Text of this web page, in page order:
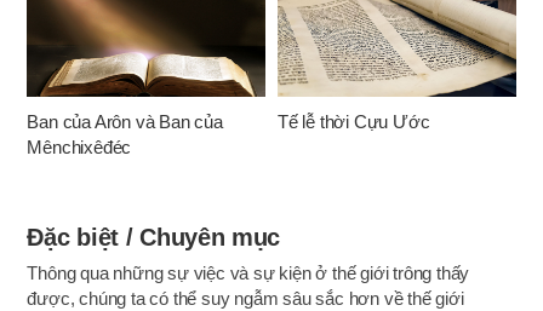
Ban của Arôn và Ban của
Mênchixêđéc
Tế lễ thời Cựu Ước
Đặc biệt / Chuyên mục
Thông qua những sự việc và sự kiện ở thế giới trông thấy
được, chúng ta có thể suy ngẫm sâu sắc hơn về thế giới